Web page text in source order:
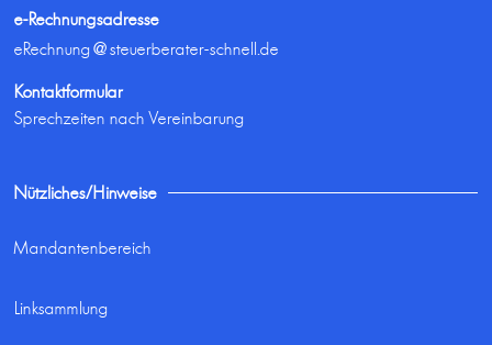
e-Rechnungsadresse
eRechnung@steuerberater-schnell.de
Kontaktformular
Sprechzeiten nach Vereinbarung
Nützliches/Hinweise
Mandantenbereich
Linksammlung